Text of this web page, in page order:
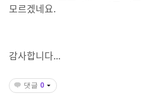
모르겠네요.
감사합니다...
댓글 0